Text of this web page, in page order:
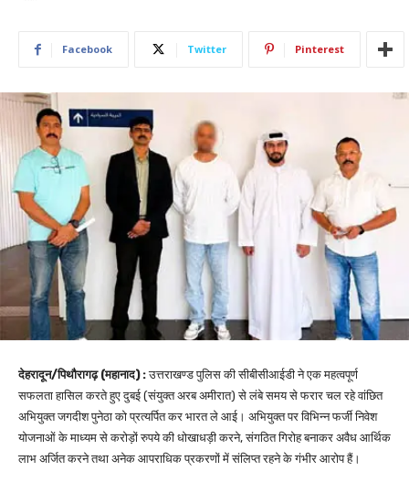
Facebook Twitter Pinterest
देहरादून/पिथौरागढ़ (महानाद) :उत्तराखण्ड पुलिस की सीबीसीआईडी ने एक महत्वपूर्ण
सफलता हासिल करते हुए दुबई (संयुक्त अरब अमीरात) से लंबे समय से फरार चल रहे वांछित
अभियुक्त जगदीश पुनेठा को प्रत्यर्पित कर भारत ले आई। अभियुक्त पर विभिन्न फर्जी निवेश
योजनाओं के माध्यम से करोड़ों रुपये की धोखाधड़ी करने, संगठित गिरोह बनाकर अवैध आर्थिक
लाभ अर्जित करने तथा अनेक आपराधिक प्रकरणों में संलिप्त रहने के गंभीर आरोप हैं।